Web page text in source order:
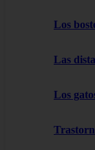
Los
Las
Los